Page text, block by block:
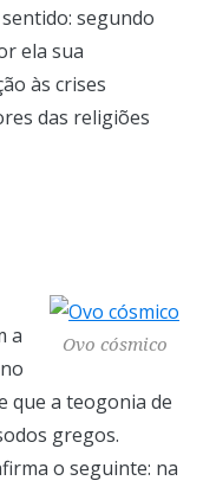
segundo
ela sua
às crises
das religiões
Ovo cósmico
a
que a teogonia de
gregos.
o seguinte: na